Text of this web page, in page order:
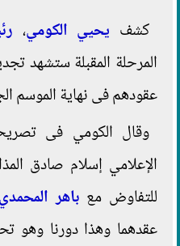
كشف يحيي الكومي،
المرحلة المقبلة ستشهد
عقودهم فى نهاية الموسم
وقال الكومي فى
للتفاوض مع باهر المحمدي
عقدهما وهذا دورنا وهو